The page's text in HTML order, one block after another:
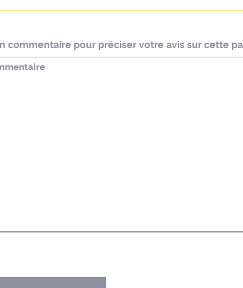
commentaire pour préciser votre avis sur cette